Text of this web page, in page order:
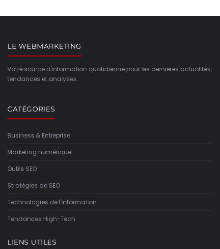
LE WEBMARKETING
Votre source d'information quotidienne pour les dernières actualités,
tendances et analyses.
CATÉGORIES
Business & Entreprise
Marketing numérique
Outils SEO
Stratégies de SEO
Technologies de l'information
Tendances High-Tech
LIENS UTILES